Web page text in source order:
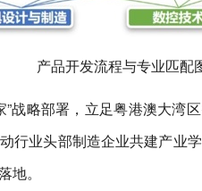
产品开发流程与专业匹配
战略部署，立足粤港澳大湾
行业头部制造企业共建产业
。